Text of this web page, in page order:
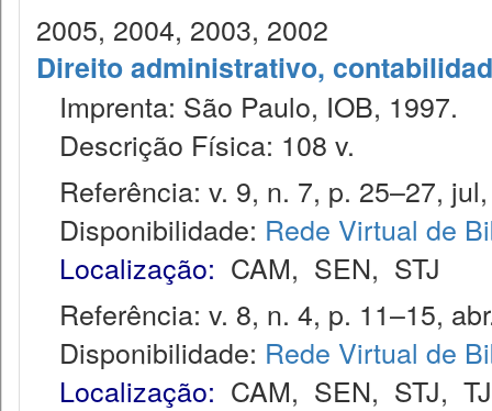
2005, 2004, 2003, 2002
Direito administrativo,
Imprenta: São Paulo, IOB, 1997.
Descrição Física: 108 v.
Referência: v. 9, n. 7, p. 25–27,
Disponibilidade: Rede Virtual de
Localização: CAM, SEN, STJ
Referência: v. 8, n. 4, p. 11–15,
Disponibilidade: Rede Virtual de
Localização: CAM, SEN, STJ,